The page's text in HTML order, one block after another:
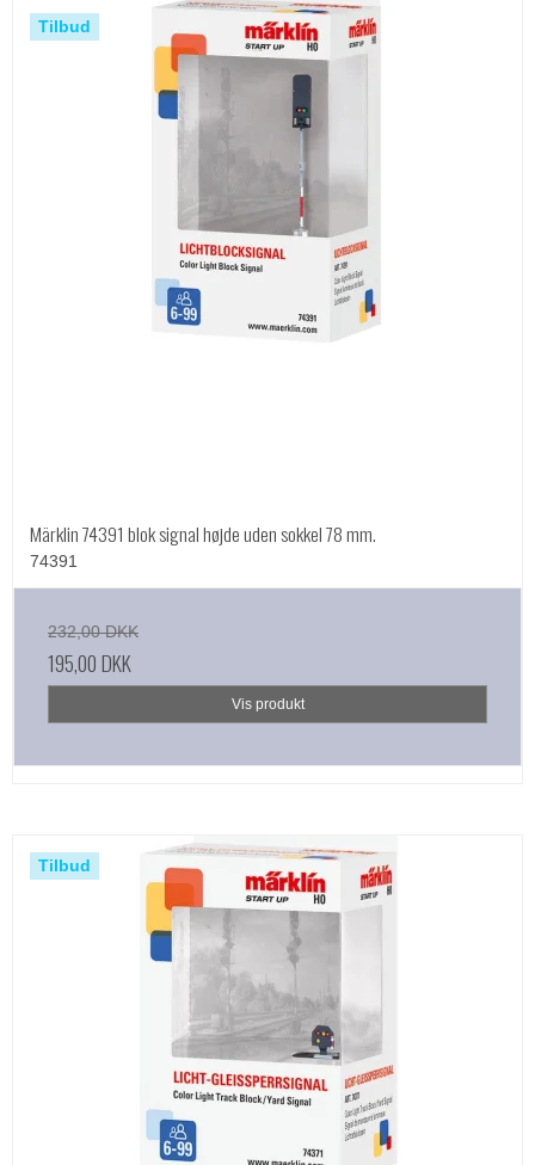
Tilbud
Märklin 74391 blok signal højde uden sokkel 78 mm.
74391
232,00 DKK
195,00 DKK
Vis produkt
Tilbud